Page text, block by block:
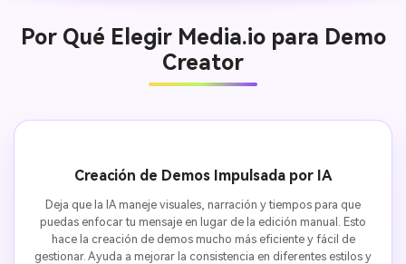
Por Qué Elegir Media.io para Demo
Creator
Creación de Demos Impulsada por IA
Deja que la IA maneje visuales, narración y tiempos para que
puedas enfocar tu mensaje en lugar de la edición manual. Esto
hace la creación de demos mucho más eficiente y fácil de
gestionar. Ayuda a mejorar la consistencia en diferentes estilos y